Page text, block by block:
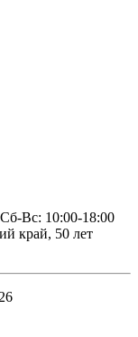
Вс: 10:00-18:00
край, 50 лет